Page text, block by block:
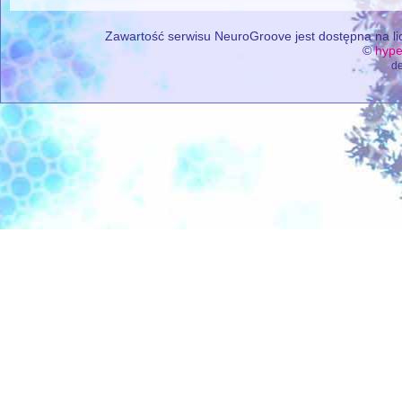
Zawartość serwisu NeuroGroove jest dostępna na
©